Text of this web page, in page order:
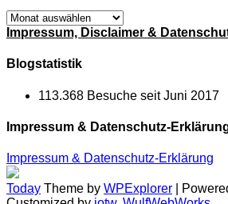
Beitragsarchiv
Impressum, Disclaimer &
Blogstatistik
113.368 Besuche seit Juni 2017
Impressum & Datenschutz-
Impressum & Datenschutz-Erklärung
Today Theme by WPExplorer |